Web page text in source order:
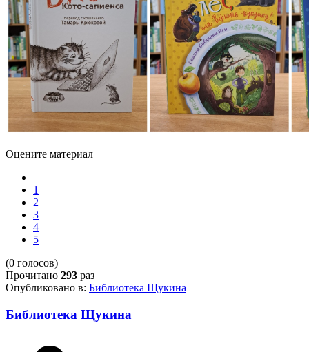
Оцените материал
1
2
3
4
5
(0 голосов)
Прочитано 293 раз
Опубликовано в: Библиотека Щукина
Библиотека Щукина